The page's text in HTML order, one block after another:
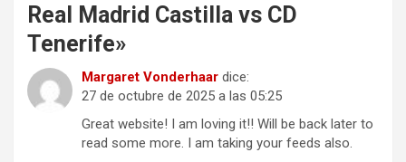
Real Madrid Castilla vs CD
Tenerife»
Margaret Vonderhaar dice:
27 de octubre de 2025 a las 05:25
Great website! I am loving it!! Will be back later to
read some more. I am taking your feeds also.